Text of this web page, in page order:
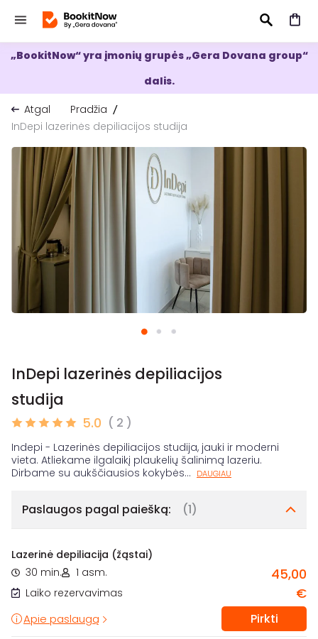
IEŠKOTI
„BookitNow“ yra įmonių grupės „Gera Dovana group“
dalis.
Atgal
Pradžia
InDepi lazerinės depiliacijos studija
InDepi lazerinės depiliacijos
studija
5.0 ( 2 )
Indepi - Lazerinės depiliacijos studija, jauki ir moderni
vieta. Atliekame ilgalaikį plaukelių šalinimą lazeriu.
Dirbame su aukščiausios kokybės... DAUGIAU
Paslaugos pagal paiešką: (1)
Lazerinė depiliacija (žąstai)
30 min.
1 asm.
Laiko rezervavimas
45,00
€
Apie paslaugą Pirkti